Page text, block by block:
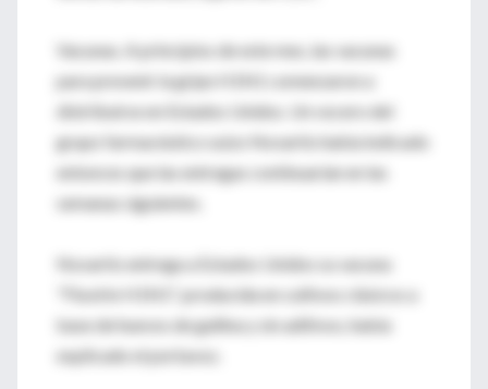
Vacunas. A principios de este mes, las vacunas
para prevenir la gripe H1N1 comenzaron a
distribuirse en Estados Unidos. Un vocero del
grupo farmacéutico suizo Novartis había indicado
entonces que las entregas continuarían en las
semanas siguientes.
Novartis entrega a Estados Unidos su vacuna
"Fluvirin H1N1", producida en cultivos clásicos a
base de huevos de gallina y sin aditivos, había
explicado el portavoz.